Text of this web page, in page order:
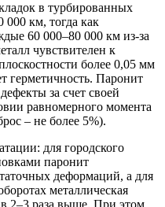
в турбированных
000 км, тогда как
60 000–80 000 км из-за
чувствителен к
более 0,05 мм
герметичность. Паронит
за счет своей
равномерного момента
– не более 5%).
для городского
паронит
деформаций, а для
металлическая
в 2–3 раза выше. При этом